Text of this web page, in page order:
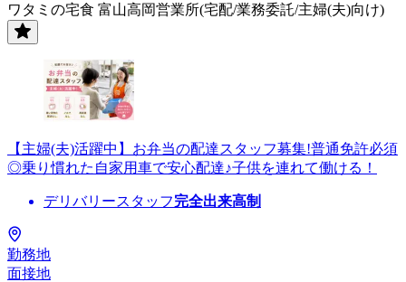
ワタミの宅食 富山高岡営業所(宅配/業務委託/主婦(夫)向け)
【主婦(夫)活躍中】お弁当の配達スタッフ募集!普通免許必須
◎乗り慣れた自家用車で安心配達♪子供を連れて働ける！
デリバリースタッフ完全出来高制
勤務地
面接地